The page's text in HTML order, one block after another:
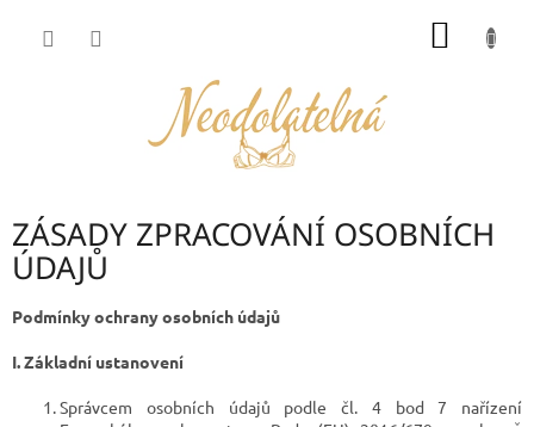
ZÁSADY ZPRACOVÁNÍ OSOBNÍCH
ÚDAJŮ
Podmínky ochrany osobních údajů
I.Základní ustanovení
Správcem osobních údajů podle čl. 4 bod 7 nařízení